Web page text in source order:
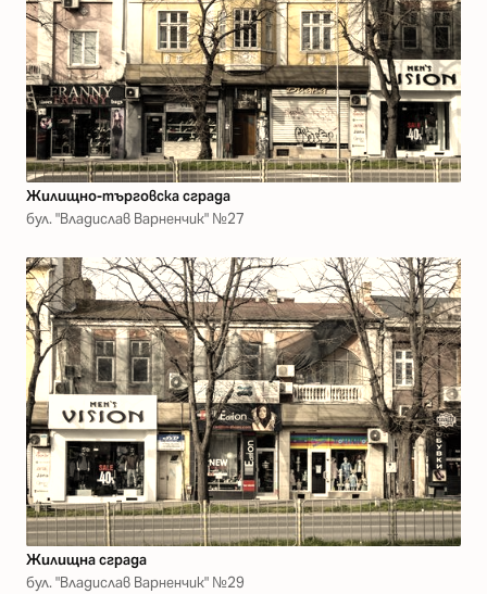
Жилищно-търговска сграда
бул. "Владислав Варненчик" №27
Жилищна сграда
бул. "Владислав Варненчик" №29